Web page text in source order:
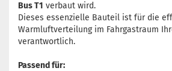
Bus T1 verbaut wird.
Dieses essenzielle Bauteil ist für die
Warmluftverteilung im Fahrgastraum
verantwortlich.
Passend für: